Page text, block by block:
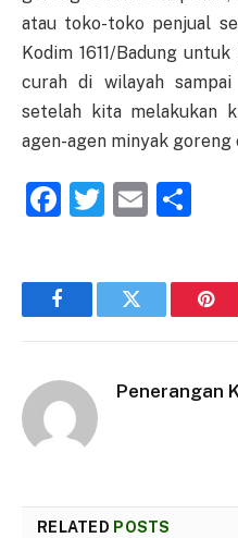
atau toko-toko penjual
Kodim 1611/Badung
curah di wilayah
setelah kita melakukan
agen-agen minyak goreng
Facebook
Twitter
Email
FacebookTwitter
Penerangan
RELATED POSTS